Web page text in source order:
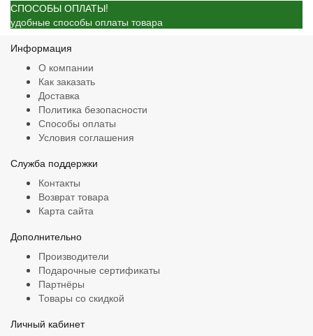
СПОСОБЫ ОПЛАТЫ!
удобные способы оплаты товара
Информация
О компании
Как заказать
Доставка
Политика безопасности
Способы оплаты
Условия соглашения
Служба поддержки
Контакты
Возврат товара
Карта сайта
Дополнительно
Производители
Подарочные сертификаты
Партнёры
Товары со скидкой
Личный кабинет